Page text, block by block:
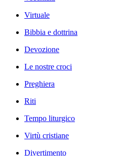
Virtuale
Bibbia e dottrina
Devozione
Le nostre croci
Preghiera
Riti
Tempo liturgico
Virtù cristiane
Divertimento